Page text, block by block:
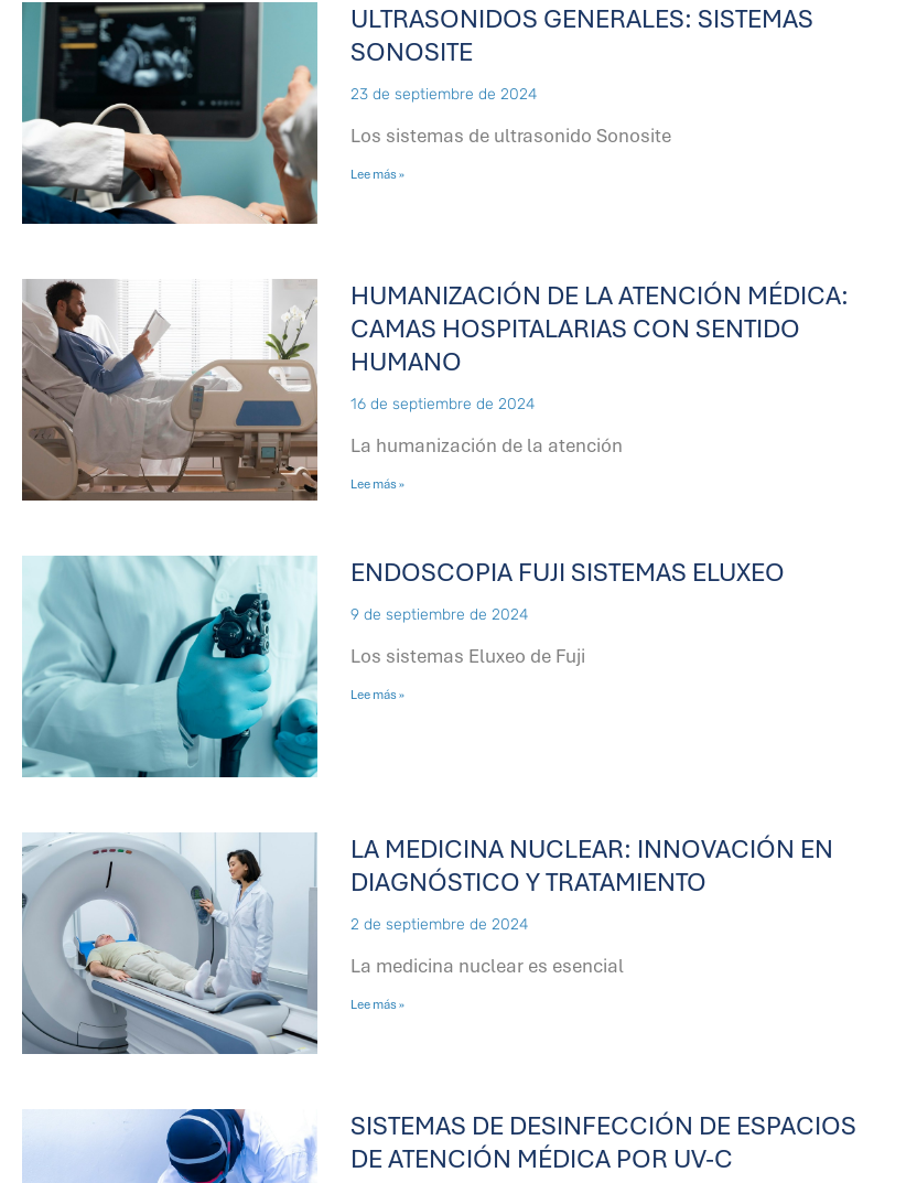
ULTRASONIDOS GENERALES: SISTEMAS
SONOSITE
23 de septiembre de 2024
Los sistemas de ultrasonido Sonosite
Lee más »
HUMANIZACIÓN DE LA ATENCIÓN MÉDICA:
CAMAS HOSPITALARIAS CON SENTIDO
HUMANO
16 de septiembre de 2024
La humanización de la atención
Lee más »
ENDOSCOPIA FUJI SISTEMAS ELUXEO
9 de septiembre de 2024
Los sistemas Eluxeo de Fuji
Lee más »
LA MEDICINA NUCLEAR: INNOVACIÓN EN
DIAGNÓSTICO Y TRATAMIENTO
2 de septiembre de 2024
La medicina nuclear es esencial
Lee más »
SISTEMAS DE DESINFECCIÓN DE ESPACIOS
DE ATENCIÓN MÉDICA POR UV-C